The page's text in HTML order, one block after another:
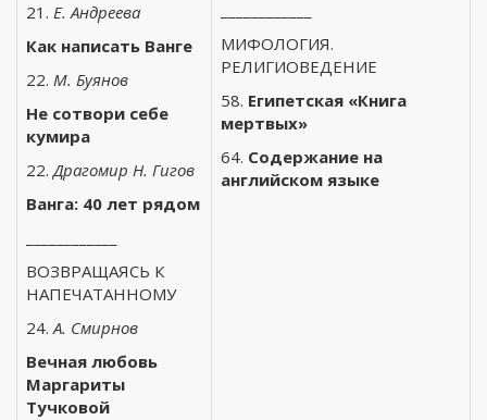
21. Е. Андреева
Как написать Ванге
22. М. Буянов
Не сотвори себе
кумира
22.Драгомир Н. Гигов
Ванга: 40 лет рядом
ВОЗВРАЩАЯСЬ К
НАПЕЧАТАННОМУ
24.А. Смирнов
Вечная любовь
Маргариты
Тучковой
МИФОЛОГИЯ.
РЕЛИГИОВЕДЕНИЕ
58. Египетская «Книга
мертвых»
64. Содержание на
английском языке